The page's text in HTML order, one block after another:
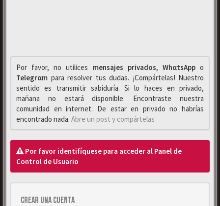
Por favor, no utilices mensajes privados, WhαtsAppo
Telegrαm para resolver tus dudas. ¡Compártelas! Nuestro
sentido es transmitir sabiduría. Si lo haces en privado,
mañana no estará disponible. Encontraste nuestra
comunidad en internet. De estar en privado no habrías
encontrado nada. Abre un post y compártelas
Por favor identifíquese para acceder al Panel de
Control de Usuario
Crear una cuenta